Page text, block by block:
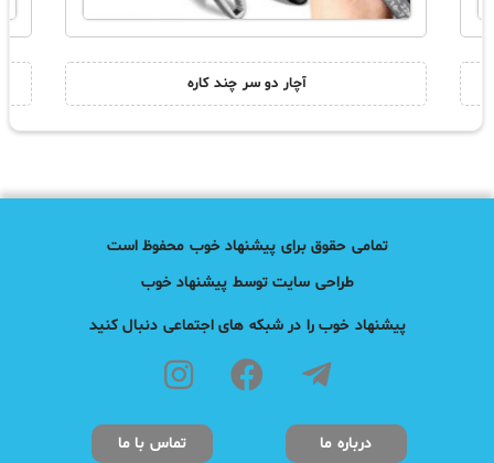
آچار دو سر چند کاره
تمامی حقوق برای پیشنهاد خوب محفوظ است
طراحی سایت توسط پیشنهاد خوب
پیشنهاد خوب را در شبکه های اجتماعی دنبال کنید
درباره ما تماس با ما